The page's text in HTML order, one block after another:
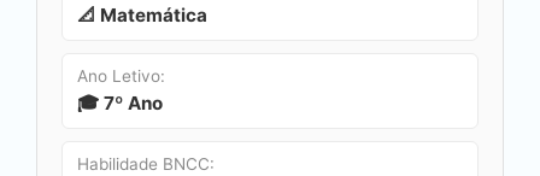
📐 Matemática
Ano Letivo:
🎓 7º Ano
Habilidade BNCC: